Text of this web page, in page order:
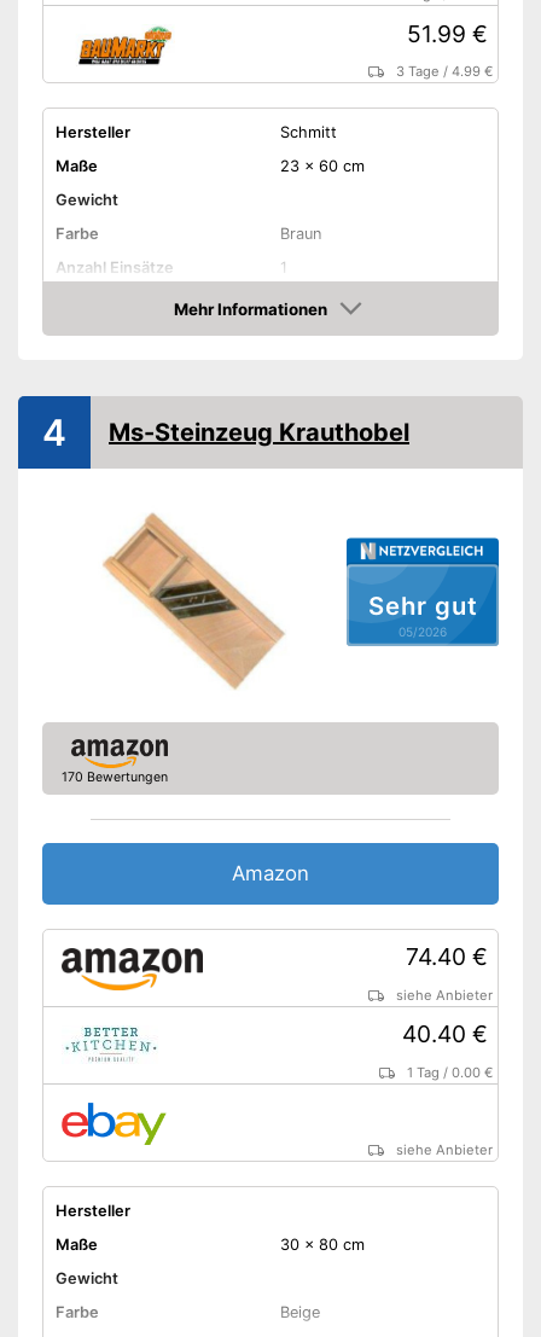
51.99 €
3 Tage /4.99 €
Hersteller
Schmitt
Maße
23 x 60 cm
Gewicht
Farbe
Braun
Anzahl Einsätze
1
Anzahl Scheibenstärken
1
Mögliche Schnittformen
- Scheiben
Aufbewahrungsbehälter
Spülmaschinengeeignet
Mit Restehalter
Besteht aus rostfreiem
Aufbewahrungsbehälter
Amazon Lieferzeit
siehe Anbieter
Mehr Informationen
Amazon
Sehr gut
05/2026
4 Ms-Steinzeug Krauthobel
170 Bewertungen
Amazon
74.40 €
siehe Anbieter
40.40 €
1 Tag /0.00 €
siehe Anbieter
Hersteller
Maße
30 x 80 cm
Gewicht
Farbe
Beige